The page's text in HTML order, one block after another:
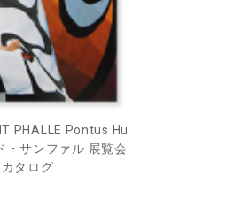
PHALLE Pontus Hu
・サンファル 展覧会
カタログ